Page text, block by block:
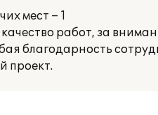
мест – 1
работ, за
благодарность
проект.